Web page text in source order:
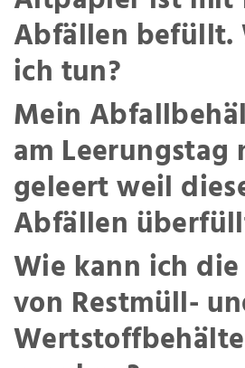
Abfällen befüllt.
ich tun?
Mein
am Leerungstag
geleert weil
Abfällen
Wie kann ich
von Restmüll-